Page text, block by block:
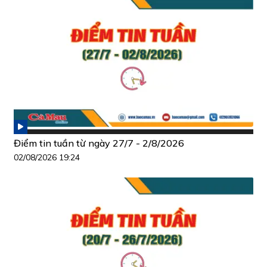
Điểm tin tuần từ ngày 27/7 - 2/8/2026
02/08/2026 19:24